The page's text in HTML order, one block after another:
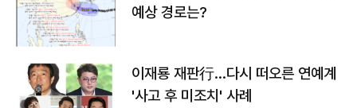
예상 경로는?
이재룡 재판行…다시 떠오른 연예계
'사고 후 미조치' 사례